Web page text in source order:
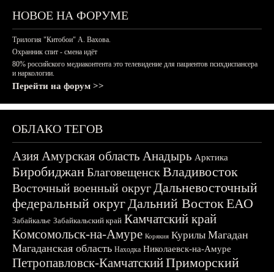
НОВОЕ НА ФОРУМЕ
Трилогия "Китобои" А. Вахова.
Охранник спит - смена идёт
80% российского медиаконтента это телевидение для пациентов психдиспансера
и наркологии.
Перейти на форум >>
ОБЛАКО ТЕГОВ
АзияАмурская область Анадырь Арктика
БиробиджанБлаговещенскВладивосток
Восточный военный округДальневосточный
федеральный округДальний ВостокЕАО
Забайкалье Забайкальский край Камчатский край
Комсомольск-на-Амуре Корякия Курилы Магадан
Магаданская область Находка Николаевск-на-Амуре
Петропавловск-КамчатскийПриморский